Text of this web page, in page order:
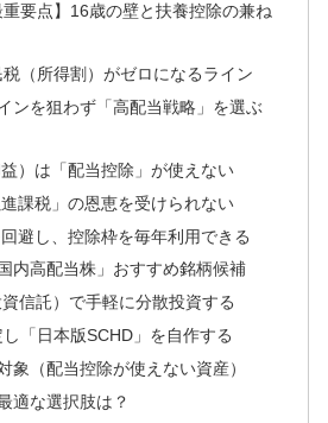
要点】16歳の壁と扶養控除の兼ね
（所得割）がゼロになるライン
ンを狙わず「高配当戦略」を選ぶ
）は「配当控除」が使えない
課税」の恩恵を受けられない
避し、控除枠を毎年利用できる
内高配当株」おすすめ銘柄候補
信託）で手軽に分散投資する
「日本版SCHD」を自作する
象（配当控除が使えない資産）
適な選択肢は？